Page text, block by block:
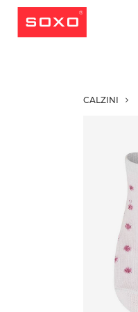
CALZINI